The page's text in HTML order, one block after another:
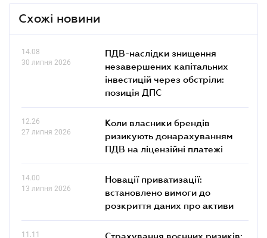
Схожі новини
14.08
30 липня 2026
ПДВ-наслідки знищення
незавершених капітальних
інвестицій через обстріли:
позиція ДПС
12.26
27 липня 2026
Коли власники брендів
ризикують донарахуванням
ПДВ на ліцензійні платежі
14.00
13 липня 2026
Новації приватизації:
встановлено вимоги до
розкриття даних про активи
11.11
Страхування воєнних ризиків: